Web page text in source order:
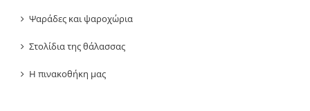
Ψαράδες και ψαροχώρια
Στολίδια της θάλασσας
Η πινακοθήκη μας